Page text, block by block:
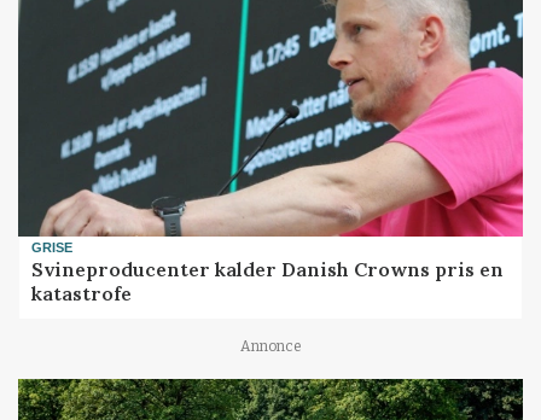
GRISE
Svineproducenter kalder Danish Crowns pris en
katastrofe
Annonce